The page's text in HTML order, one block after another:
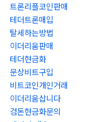
트론리플코인판매
테더트론매입
탈세하는방법
이더리움판매
테더현금화
문상비트구입
비트코인개인거래
이더리움삽니다
검돈현금화문의